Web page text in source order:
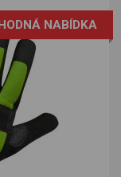
NABÍDKA